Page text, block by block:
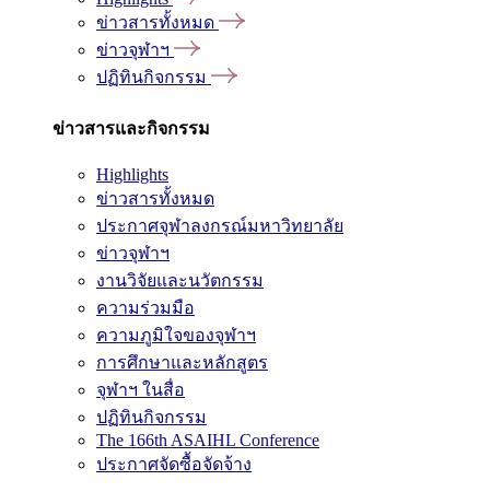
ข่าวสารทั้งหมด
ข่าวจุฬาฯ
ปฏิทินกิจกรรม
ข่าวสารและกิจกรรม
Highlights
ข่าวสารทั้งหมด
ประกาศจุฬาลงกรณ์มหาวิทยาลัย
ข่าวจุฬาฯ
งานวิจัยและนวัตกรรม
ความร่วมมือ
ความภูมิใจของจุฬาฯ
การศึกษาและหลักสูตร
จุฬาฯ ในสื่อ
ปฏิทินกิจกรรม
The 166th ASAIHL Conference
ประกาศจัดซื้อจัดจ้าง